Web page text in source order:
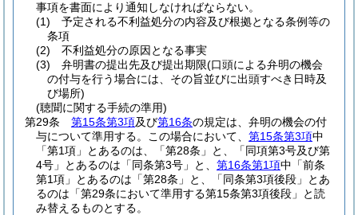
事項を書面により通知しなければならない。
(1)
予定される不利益処分の内容及び根拠となる条例等の
条項
(2)
不利益処分の原因となる事実
(3)
弁明書の提出先及び提出期限(口頭による弁明の機会
の付与を行う場合には、その旨並びに出頭すべき日時及
び場所)
(聴聞に関する手続の準用)
第29条
第15条第3項及び第16条の規定は、弁明の機会の付
与について準用する。
この場合において、 第15条第3項中
「第1項」とあるのは、「第28条」と、「同項第3号及び第
4号」とあるのは「同条第3号」と、 第16条第1項中「前条
第1項」とあるのは「第28条」と、「同条第3項後段」とあ
るのは「第29条において準用する第15条第3項後段」と読
み替えるものとする。